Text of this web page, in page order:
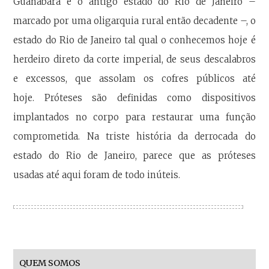
marcado por uma oligarquia rural então decadente –, o
estado do Rio de Janeiro tal qual o conhecemos hoje é
herdeiro direto da corte imperial, de seus descalabros
e excessos, que assolam os cofres públicos até
hoje. Próteses são definidas como dispositivos
implantados no corpo para restaurar uma função
comprometida. Na triste história da derrocada do
estado do Rio de Janeiro, parece que as próteses
usadas até aqui foram de todo inúteis.
QUEM SOMOS